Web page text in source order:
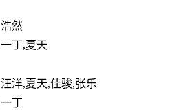
浩然
一丁,夏天
汪洋,夏天,佳骏,张乐
一丁